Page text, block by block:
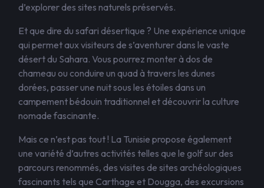
d’explorer des sites naturels préservés.
Et que dire du safari désertique ? Une expérience unique
qui permet aux visiteurs de s’aventurer dans le vaste
désert du Sahara. Vous pourrez monter à dos de
chameau ou conduire un quad à travers les dunes
dorées, passer une nuit sous les étoiles dans un
campement bédouin traditionnel et découvrir la culture
nomade fascinante.
Mais ce n’est pas tout ! La Tunisie propose également
une variété d’autres activités telles que le golf sur des
parcours renommés, des visites de sites archéologiques
fascinants tels que Carthage et Dougga, des excursions